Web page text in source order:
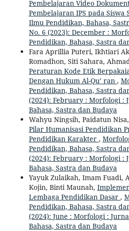
Pembelajaran Video
Pembelajaran IPS pada Siswa
Ilmu Pendidikan, Bahasa,
No. 6 (2023): December :
Pendidikan, Bahasa, Sastra
Fara Aprillia Puteri, Ikhtiari
Romadhon, Siti Sahara,
Peraturan Kode Etik
Dengan Hukum Al-Qu’ ran ,
Pendidikan, Bahasa, Sastra
(2024): February : Morfologi :
Bahasa, Sastra dan Budaya
Wahyu Ningsih, Paidatun
Pilar Humanisasi Pendidikan
Pendidikan Karakter ,
Pendidikan, Bahasa, Sastra
(2024): February : Morfologi :
Bahasa, Sastra dan Budaya
Yayuk Zulaikah, Imam Fuadi,
Kojin, Binti Maunah,
Lembaga Pendidikan Dasar ,
Pendidikan, Bahasa, Sastra
(2024): June : Morfologi :
Bahasa, Sastra dan Budaya